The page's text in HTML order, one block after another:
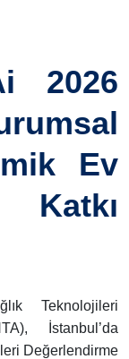
2026
Ev
Teknolojileri
İstanbul’da
Değerlendirme